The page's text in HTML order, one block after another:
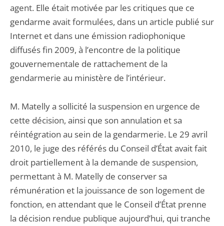
agent. Elle était motivée par les critiques que ce
gendarme avait formulées, dans un article publié sur
Internet et dans une émission radiophonique
diffusés fin 2009, à l’encontre de la politique
gouvernementale de rattachement de la
gendarmerie au ministère de l’intérieur.
M. Matelly a sollicité la suspension en urgence de
cette décision, ainsi que son annulation et sa
réintégration au sein de la gendarmerie. Le 29 avril
2010, le juge des référés du Conseil d’État avait fait
droit partiellement à la demande de suspension,
permettant à M. Matelly de conserver sa
rémunération et la jouissance de son logement de
fonction, en attendant que le Conseil d’État prenne
la décision rendue publique aujourd’hui, qui tranche